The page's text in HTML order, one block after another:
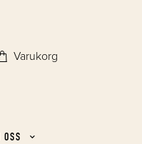
Varukorg
OSS